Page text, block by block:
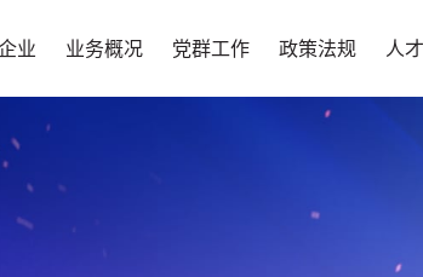
业 业务概况 党群工作 政策法规 人